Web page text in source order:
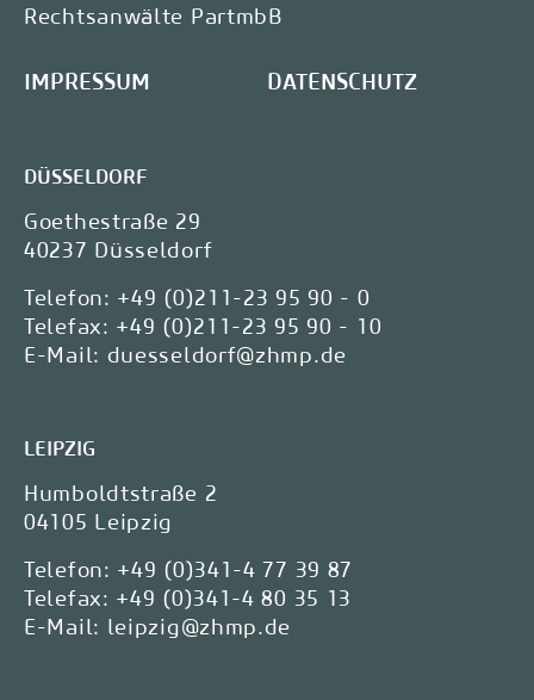
Rechtsanwälte PartmbB
IMPRESSUM DATENSCHUTZ
DÜSSELDORF
Goethestraße 29
40237 Düsseldorf
Telefon: +49 (0)211-23 95 90 - 0
Telefax: +49 (0)211-23 95 90 - 10
E-Mail: duesseldorf@zhmp.de
LEIPZIG
Humboldtstraße 2
04105 Leipzig
Telefon: +49 (0)341-4 77 39 87
Telefax: +49 (0)341-4 80 35 13
E-Mail: leipzig@zhmp.de